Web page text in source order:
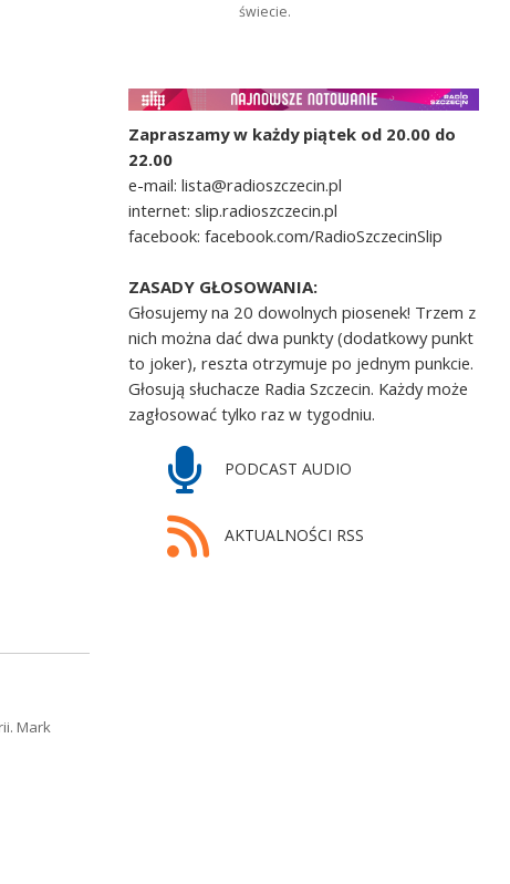
świecie.
Zapraszamy w każdy piątek od 20.00 do
22.00
e-mail: lista@radioszczecin.pl
internet: slip.radioszczecin.pl
facebook: facebook.com/RadioSzczecinSlip
ZASADY GŁOSOWANIA:
Głosujemy na 20 dowolnych piosenek! Trzem z
nich można dać dwa punkty (dodatkowy punkt
to joker), reszta otrzymuje po jednym punkcie.
Głosują słuchacze Radia Szczecin. Każdy może
zagłosować tylko raz w tygodniu.
PODCAST AUDIO
AKTUALNOŚCI RSS
Mark